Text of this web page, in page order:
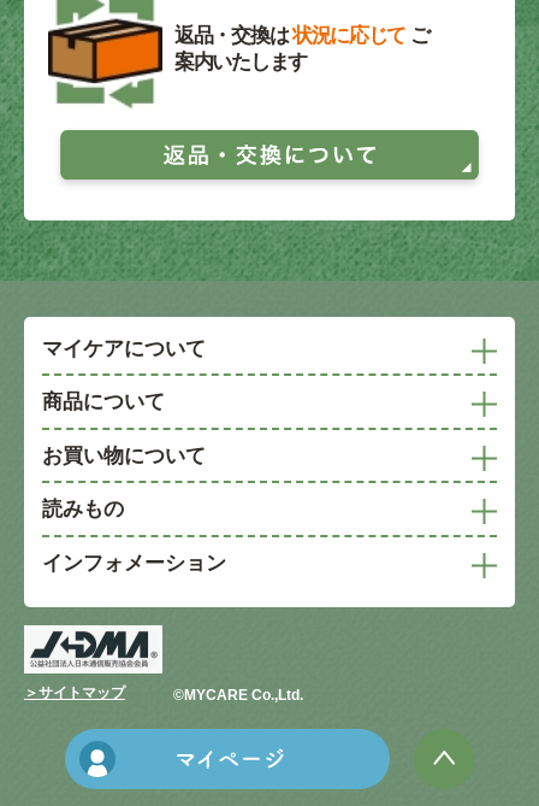
返品・交換は状況に応じて ご
案内いたします
マイケアについて
商品について
お買い物について
読みもの
インフォメーション
＞サイトマップ ©︎MYCARE Co.,Ltd.